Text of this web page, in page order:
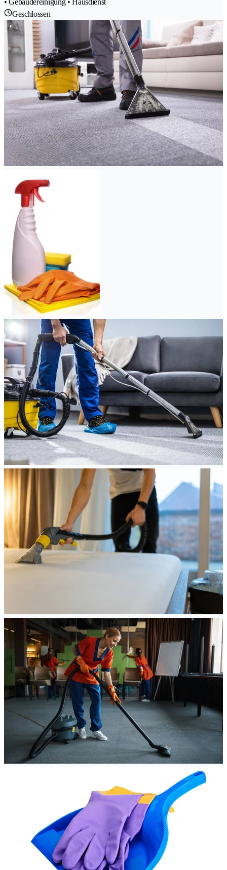
• Gebäudereinigung • Hausdienst
Geschlossen